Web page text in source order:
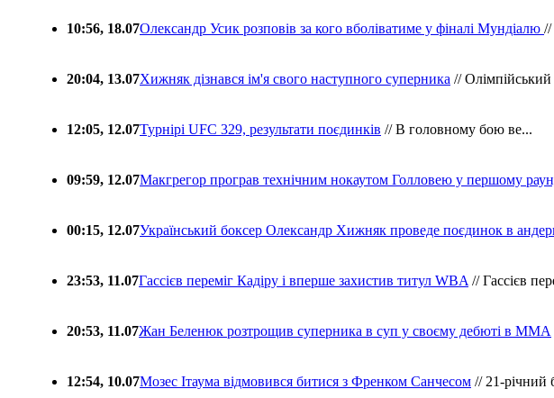
10:56, 18.07Олександр Усик розповів за кого вболіватиме у фіналі Мундіалю //
20:04, 13.07Хижняк дізнався ім'я свого наступного суперника // Олімпійський
12:05, 12.07Турнірі UFC 329, результати поєдинків // В головному бою ве...
09:59, 12.07Макгрегор програв технічним нокаутом Голловею у першому
00:15, 12.07Український боксер Олександр Хижняк проведе поєдинок в
23:53, 11.07Гассієв переміг Кадіру і вперше захистив титул WBA // Гассієв
20:53, 11.07Жан Беленюк розтрощив суперника в суп у своєму дебюті в ММА
12:54, 10.07Мозес Ітаума відмовився битися з Френком Санчесом // 21-річний